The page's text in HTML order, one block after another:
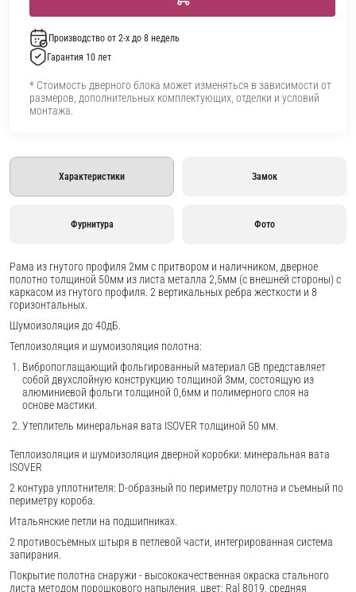
Производство от 2-х до 8 недель
Гарантия 10 лет
* Стоимость дверного блока может изменяться в зависимости от
размеров, дополнительных комплектующих, отделки и условий
монтажа.
Характеристики Замок
Фурнитура Фото
Рама из гнутого профиля 2мм с притвором и наличником, дверное
полотно толщиной 50мм из листа металла 2,5мм (с внешней стороны) c
каркасом из гнутого профиля. 2 вертикальных ребра жесткости и 8
горизонтальных.
Шумоизоляция до 40дБ.
Теплоизоляция и шумоизоляция полотна:
Вибропоглащающий фольгированный материал GB представляет
собой двухслойную конструкцию толщиной 3мм, состоящую из
алюминиевой фольги толщиной 0,6мм и полимерного слоя на
основе мастики.
Утеплитель минеральная вата ISOVER толщиной 50 мм.
Теплоизоляция и шумоизоляция дверной коробки: минеральная вата
ISOVER
2 контура уплотнителя: D-образный по периметру полотна и съемный по
периметру короба.
Итальянские петли на подшипниках.
2 противосъемных штыря в петлевой части, интегрированная система
запирания.
Покрытие полотна снаружи - высококачественная окраска стального
листа методом порошкового напыления, цвет: Ral 8019, средняя